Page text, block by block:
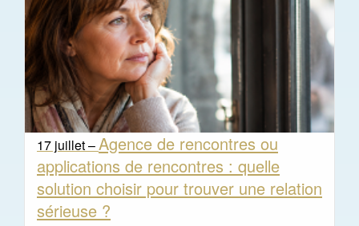
17 juillet –Agence de rencontres ou
applications de rencontres : quelle
solution choisir pour trouver une relation
sérieuse ?